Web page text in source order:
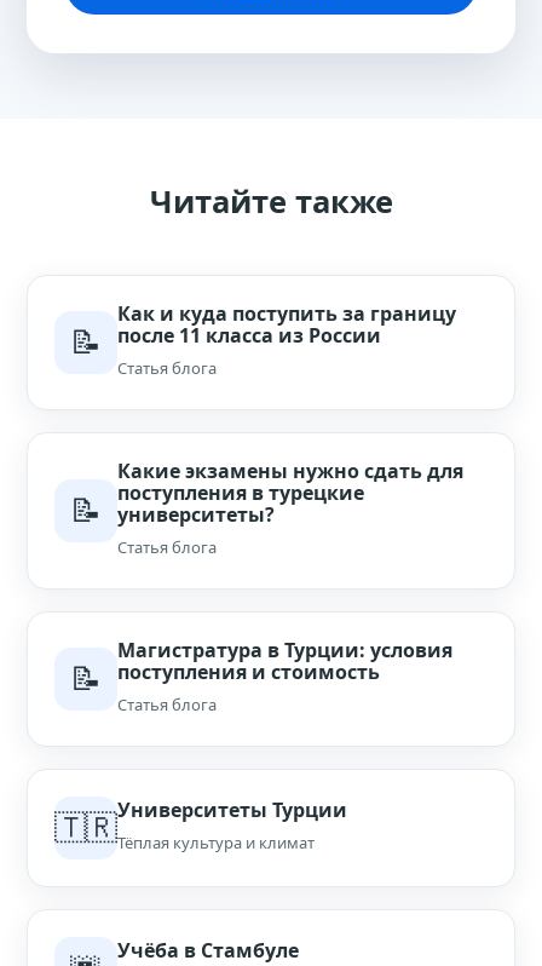
Читайте также
📝
Как и куда поступить за границу
после 11 класса из России
Статья блога
📝
Какие экзамены нужно сдать для
поступления в турецкие
университеты?
Статья блога
📝
Магистратура в Турции: условия
поступления и стоимость
Статья блога
🇹🇷Университеты Турции
Тёплая культура и климат
Учёба в Стамбуле